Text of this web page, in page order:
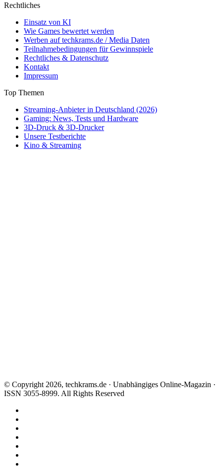
Rechtliches
Einsatz von KI
Wie Games bewertet werden
Werben auf techkrams.de / Media Daten
Teilnahmebedingungen für Gewinnspiele
Rechtliches & Datenschutz
Kontakt
Impressum
Top Themen
Streaming-Anbieter in Deutschland (2026)
Gaming: News, Tests und Hardware
3D-Druck & 3D-Drucker
Unsere Testberichte
Kino & Streaming
© Copyright 2026, techkrams.de · Unabhängiges Online-Magazin ·
ISSN 3055-8999. All Rights Reserved